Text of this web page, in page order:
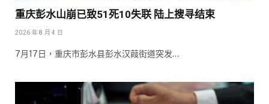
重庆彭水山崩已致51死10失联 陆上搜寻结束
2026 年 8 月 4 日
7月17日，重庆市彭水县彭水汉葭街道突发…